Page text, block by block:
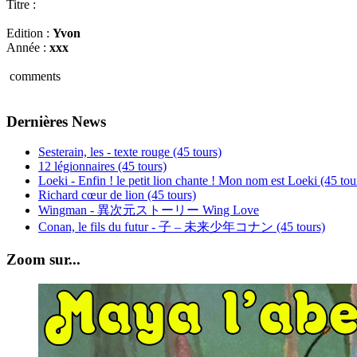
Titre :
Edition : Yvon
Année : xxx
comments
Dernières News
Sesterain, les - texte rouge (45 tours)
12 légionnaires (45 tours)
Loeki - Enfin ! le petit lion chante ! Mon nom est Loeki (45
Richard cœur de lion (45 tours)
Wingman - 異次元ストーリー Wing Love
Conan, le fils du futur - 子 – 未来少年コナン (45 tours)
Zoom sur...